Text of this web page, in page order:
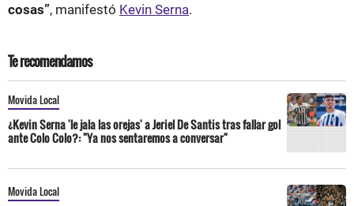
cosas”, manifestó Kevin Serna.
Te recomendamos
Movida Local
¿Kevin Serna 'le jala las orejas' a Jeriel De Santis tras fallar gol
ante Colo Colo?: "Ya nos sentaremos a conversar"
Movida Local